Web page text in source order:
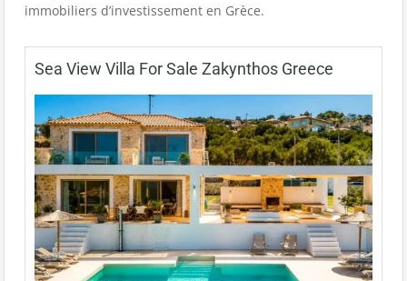
immobiliers d’investissement en Grèce.
Sea View Villa For Sale Zakynthos Greece